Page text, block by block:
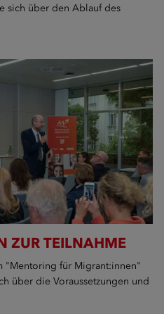
sich über den Ablauf des
ZUR TEILNAHME
"Mentoring für Migrant:innen"
über die Voraussetzungen und